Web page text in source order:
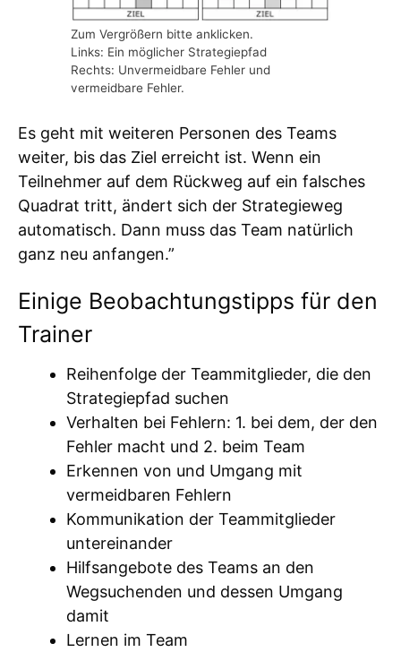
Zum Vergrößern bitte anklicken.
Links: Ein möglicher Strategiepfad
Rechts: Unvermeidbare Fehler und
vermeidbare Fehler.
Es geht mit weiteren Personen des Teams
weiter, bis das Ziel erreicht ist. Wenn ein
Teilnehmer auf dem Rückweg auf ein falsches
Quadrat tritt, ändert sich der Strategieweg
automatisch. Dann muss das Team natürlich
ganz neu anfangen.”
Einige Beobachtungstipps für den
Trainer
Reihenfolge der Teammitglieder, die den
Strategiepfad suchen
Verhalten bei Fehlern: 1. bei dem, der den
Fehler macht und 2. beim Team
Erkennen von und Umgang mit
vermeidbaren Fehlern
Kommunikation der Teammitglieder
untereinander
Hilfsangebote des Teams an den
Wegsuchenden und dessen Umgang
damit
Lernen im Team